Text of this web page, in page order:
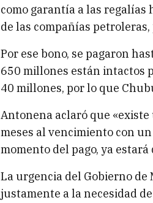
como garantía a las
de las compañías
Por ese bono, se pagaron
650 millones están intactos
40 millones, por lo que
Antonena aclaró que
meses al vencimiento con
momento del pago, ya
La urgencia del Gobierno de
justamente a la necesidad